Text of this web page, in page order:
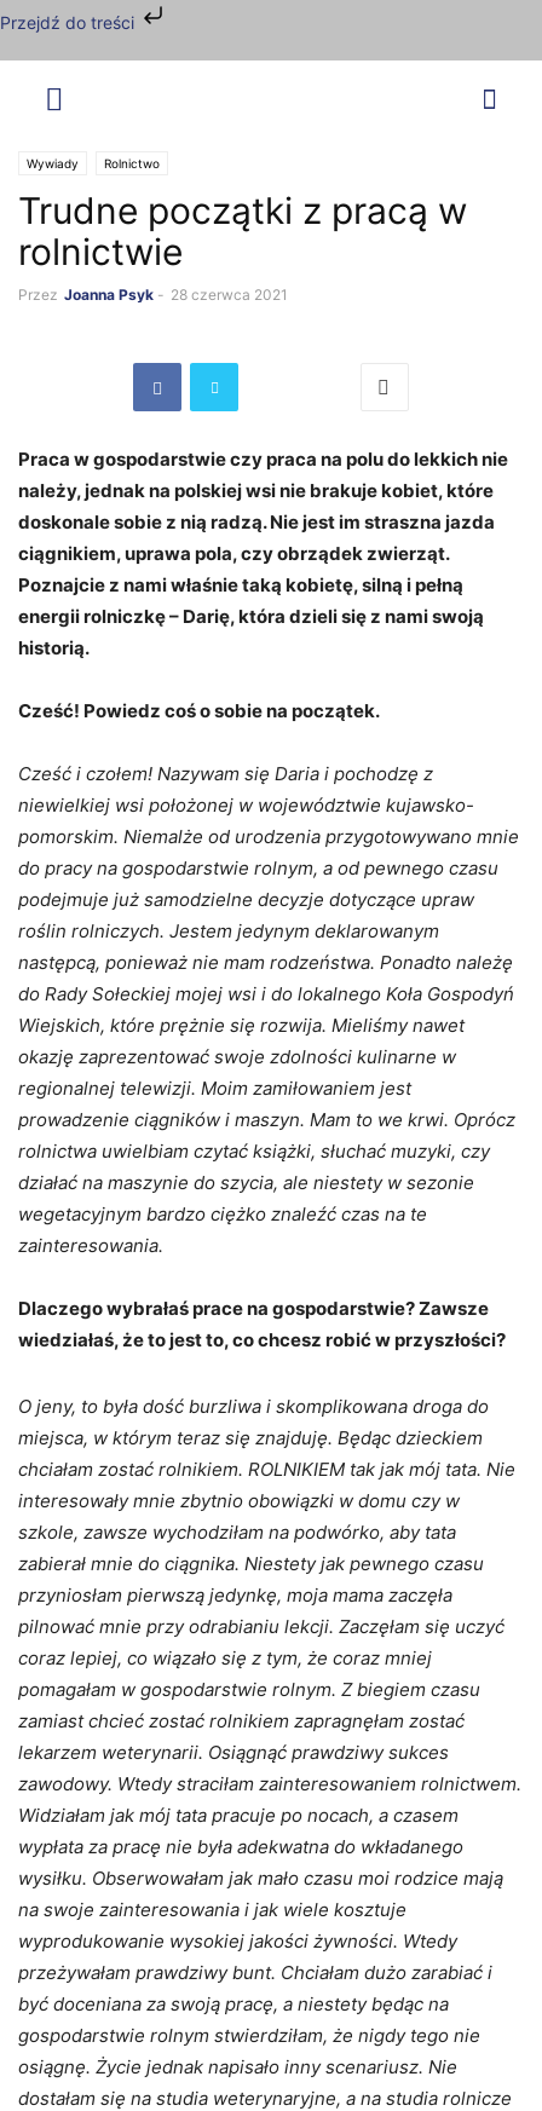
Przejdź do treści
Wywiady Rolnictwo
Trudne początki z pracą w
rolnictwie
Przez Joanna Psyk - 28 czerwca 2021
Praca w gospodarstwie czy praca na polu do lekkich nie
należy, jednak na polskiej wsi nie brakuje kobiet, które
doskonale sobie z nią radzą. Nie jest im straszna jazda
ciągnikiem, uprawa pola, czy obrządek zwierząt.
Poznajcie z nami właśnie taką kobietę, silną i pełną
energii rolniczkę – Darię, która dzieli się z nami swoją
historią.
Cześć! Powiedz coś o sobie na początek.
Cześć i czołem! Nazywam się Daria i pochodzę z
niewielkiej wsi położonej w województwie kujawsko-
pomorskim. Niemalże od urodzenia przygotowywano mnie
do pracy na gospodarstwie rolnym, a od pewnego czasu
podejmuje już samodzielne decyzje dotyczące upraw
roślin rolniczych. Jestem jedynym deklarowanym
następcą, ponieważ nie mam rodzeństwa. Ponadto należę
do Rady Sołeckiej mojej wsi i do lokalnego Koła Gospodyń
Wiejskich, które prężnie się rozwija. Mieliśmy nawet
okazję zaprezentować swoje zdolności kulinarne w
regionalnej telewizji. Moim zamiłowaniem jest
prowadzenie ciągników i maszyn. Mam to we krwi. Oprócz
rolnictwa uwielbiam czytać książki, słuchać muzyki, czy
działać na maszynie do szycia, ale niestety w sezonie
wegetacyjnym bardzo ciężko znaleźć czas na te
zainteresowania.
Dlaczego wybrałaś prace na gospodarstwie? Zawsze
wiedziałaś, że to jest to, co chcesz robić w przyszłości?
O jeny, to była dość burzliwa i skomplikowana droga do
miejsca, w którym teraz się znajduję. Będąc dzieckiem
chciałam zostać rolnikiem. ROLNIKIEM tak jak mój tata. Nie
interesowały mnie zbytnio obowiązki w domu czy w
szkole, zawsze wychodziłam na podwórko, aby tata
zabierał mnie do ciągnika. Niestety jak pewnego czasu
przyniosłam pierwszą jedynkę, moja mama zaczęła
pilnować mnie przy odrabianiu lekcji. Zaczęłam się uczyć
coraz lepiej, co wiązało się z tym, że coraz mniej
pomagałam w gospodarstwie rolnym. Z biegiem czasu
zamiast chcieć zostać rolnikiem zapragnęłam zostać
lekarzem weterynarii. Osiągnąć prawdziwy sukces
zawodowy. Wtedy straciłam zainteresowaniem rolnictwem.
Widziałam jak mój tata pracuje po nocach, a czasem
wypłata za pracę nie była adekwatna do wkładanego
wysiłku. Obserwowałam jak mało czasu moi rodzice mają
na swoje zainteresowania i jak wiele kosztuje
wyprodukowanie wysokiej jakości żywności. Wtedy
przeżywałam prawdziwy bunt. Chciałam dużo zarabiać i
być doceniana za swoją pracę, a niestety będąc na
gospodarstwie rolnym stwierdziłam, że nigdy tego nie
osiągnę. Życie jednak napisało inny scenariusz. Nie
dostałam się na studia weterynaryjne, a na studia rolnicze